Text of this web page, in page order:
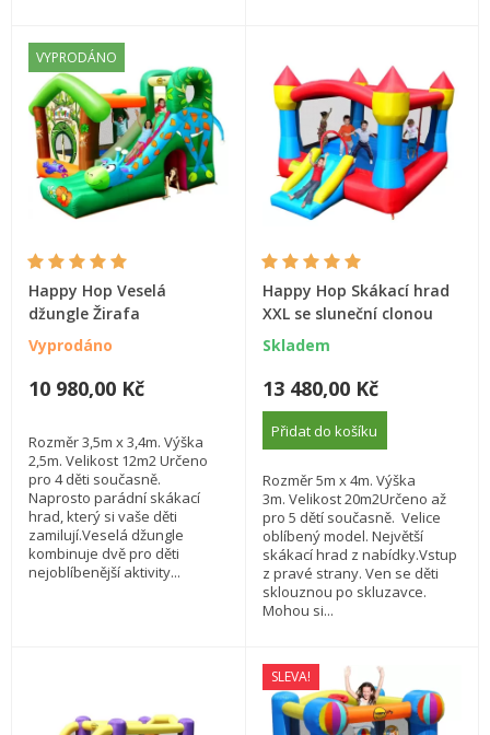
VYPRODÁNO
Happy Hop Veselá
džungle Žirafa
Vyprodáno
10 980,00 Kč
Rozměr 3,5m x 3,4m. Výška
2,5m. Velikost 12m2 Určeno
pro 4 děti současně.
Naprosto parádní skákací
hrad, který si vaše děti
zamilují.Veselá džungle
kombinuje dvě pro děti
nejoblíbenější aktivity...
Happy Hop Skákací hrad
XXL se sluneční clonou
Skladem
13 480,00 Kč
Přidat do košíku
Rozměr 5m x 4m. Výška
3m. Velikost 20m2Určeno až
pro 5 dětí současně. Velice
oblíbený model. Největší
skákací hrad z nabídky.Vstup
z pravé strany. Ven se děti
sklouznou po skluzavce.
Mohou si...
SLEVA!